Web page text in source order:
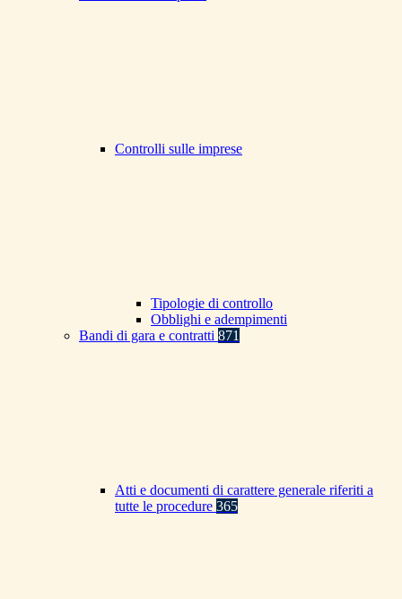
Controlli sulle imprese
Tipologie di controllo
Obblighi e adempimenti
Bandi di gara e contratti 871
Atti e documenti di carattere generale riferiti a
tutte le procedure 365